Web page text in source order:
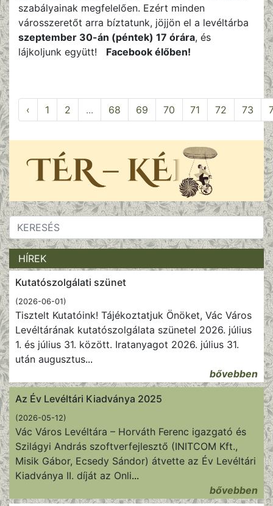
HÍREK
Kutatószolgálati szünet
(2026-06-01)
Tisztelt Kutatóink! Tájékoztatjuk Önöket, Vác Város
Levéltárának kutatószolgálata szünetel 2026. július
1. és július 31. között. Iratanyagot 2026. július 31.
után augusztus...
bővebben
Az Év Levéltári Kiadványa 2025
(2026-05-12)
Vác Város Levéltára – Horváth Ferenc igazgató és
Szilágyi András szoftverfejlesztő (INITCOM Kft.,
Misik Gábor, Ecsedy Sándor) átvette az Év Levéltári
Kiadványa II. díját az Onli...
bővebben
szabályainak megfelelően. Ezért minden
városszeretőt arra bíztatunk, jöjjön el a levéltárba
szeptember 30-án (péntek) 17 órára, és
lájkoljunk együtt! Facebook élőben!
‹ 1 2 ... 68 69 70 71 72 73